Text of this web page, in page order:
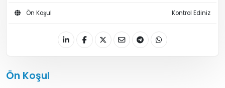
Ön Koşul Kontrol Ediniz
Ön Koşul